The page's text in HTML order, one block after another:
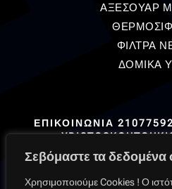
Σεβόμαστε τα δεδομένα
Χρησιμοποιούμε Cookies ! Ο
ΑΞΕΣΟΥΑΡ
ΦΙΛΤΡΑ
ΔΟΜΙΚΑ
ΕΠΙΚΟΙΝΩΝΙΑ